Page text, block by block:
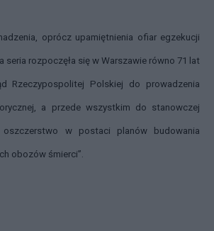
oprócz upamiętnienia ofiar egzekucji
seria rozpoczęła się w Warszawie równo 71 lat
Rzeczypospolitej Polskiej do prowadzenia
a przede wszystkim do stanowczej
w postaci planów budowania
obozów śmierci”.